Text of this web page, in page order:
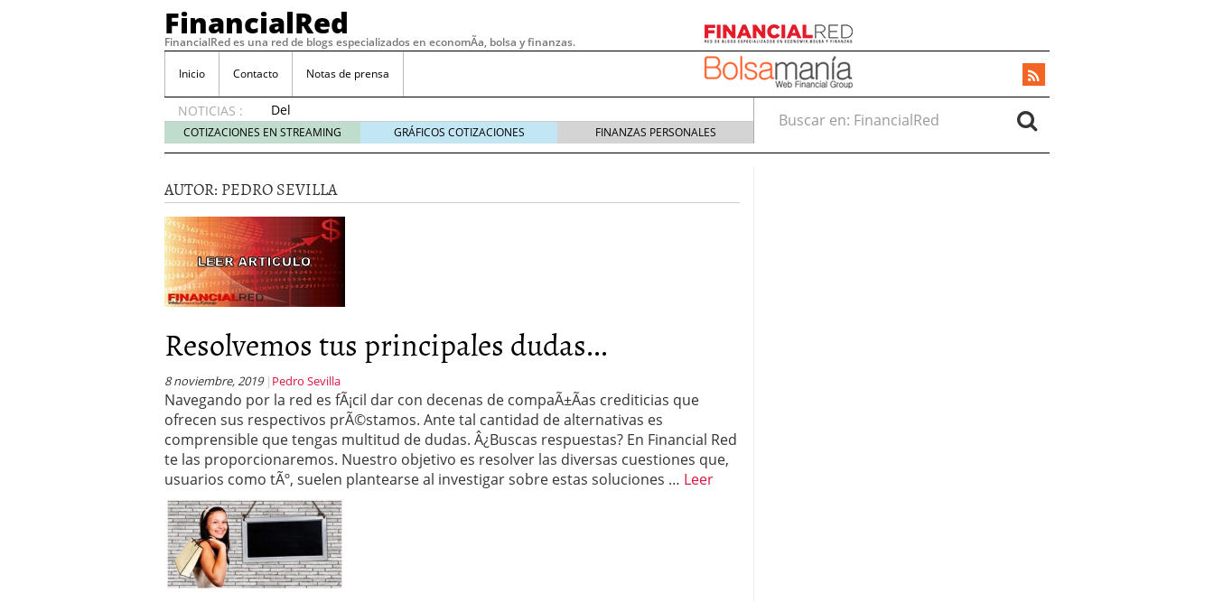
FinancialRed
FinancialRed es una red de blogs especializados en economÃ­a, bolsa y finanzas.
Inicio Contacto Notas de prensa
NOTICIAS :
Del
depósito
a la
cómo
está
cambiando
gestión
del
ahorro
en
05/08/2026
Seguros de convenio en pymes: la obligación que muchas empresas
descubren cuando ya es demasiado tarde
ReseÃ±a de SIFX: Lo Que Deben Saber los Traders Mexicanos Antes de
Operar 29/06/2026
Crear empresa online vs proceso tradicional: ventajas reales para pymes
29/05/2026
CÃ³mo afrontar una baja mÃ©dica cuando trabajas por cuenta propia
26/05/2026
COTIZACIONES EN STREAMING GRÁFICOS COTIZACIONES FINANZAS PERSONALES
Buscar en:
AUTOR: PEDRO SEVILLA
Resolvemos tus principales dudas...
8 noviembre, 2019 Pedro Sevilla
Navegando por la red es fÃ¡cil dar con decenas de compaÃ±Ã­as crediticias que
ofrecen sus respectivos prÃ©stamos. Ante tal cantidad de alternativas es
comprensible que tengas multitud de dudas. Â¿Buscas respuestas? En Financial Red
te las proporcionaremos. Nuestro objetivo es resolver las diversas cuestiones que,
usuarios como tÃº, suelen plantearse al investigar sobre estas soluciones … Leer